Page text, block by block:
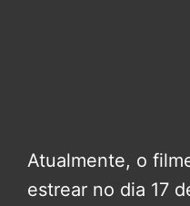
Atualmente, o
estrear no dia 17